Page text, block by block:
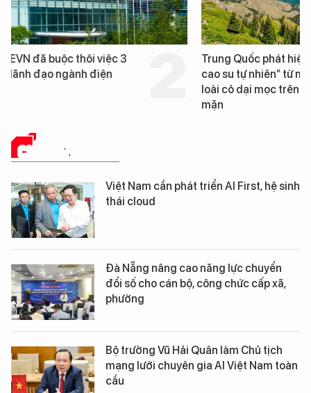
Trung Quốc phát hiện “mỏ
cao su tự nhiên” từ một
Loạt dự án bất động
Đà Nẵng sắp bị kiểm
CHUYỂN ĐỔI SỐ
Việt Nam cần phát triển AI First, hệ sinh
thái cloud
Đà Nẵng nâng cao năng lực chuyển
đổi số cho cán bộ, công chức cấp xã,
phường
Bộ trưởng Vũ Hải Quân làm Chủ tịch
mạng lưới chuyên gia AI Việt Nam toàn
cầu